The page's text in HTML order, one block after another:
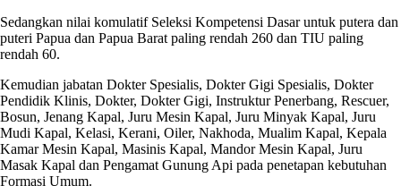
Sedangkan nilai komulatif Seleksi Kompetensi Dasar untuk putera dan
puteri Papua dan Papua Barat paling rendah 260 dan TIU paling
rendah 60.
Kemudian jabatan Dokter Spesialis, Dokter Gigi Spesialis, Dokter
Pendidik Klinis, Dokter, Dokter Gigi, Instruktur Penerbang, Rescuer,
Bosun, Jenang Kapal, Juru Mesin Kapal, Juru Minyak Kapal, Juru
Mudi Kapal, Kelasi, Kerani, Oiler, Nakhoda, Mualim Kapal, Kepala
Kamar Mesin Kapal, Masinis Kapal, Mandor Mesin Kapal, Juru
Masak Kapal dan Pengamat Gunung Api pada penetapan kebutuhan
Formasi Umum.